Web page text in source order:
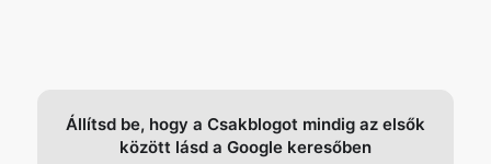
Állítsd be, hogy a Csakblogot mindig az elsők
között lásd a Google keresőben